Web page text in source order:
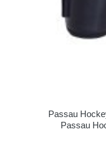
Passau
Passau